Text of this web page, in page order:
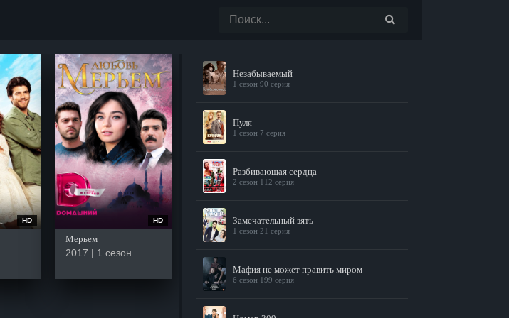
HD HD
Мерьем
2017 | 1 сезон
Незабываемый
1 сезон 90 серия
Пуля
1 сезон 7 серия
Разбивающая сердца
2 сезон 112 серия
Замечательный зять
1 сезон 21 серия
Мафия не может править миром
6 сезон 199 серия